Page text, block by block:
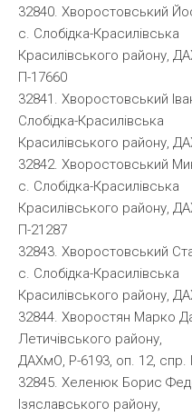
32840. Хворостовський
с. Слобідка-Красилівська
Красилівського району,
П-17660
32841. Хворостовський
Слобідка-Красилівська
Красилівського району,
32842. Хворостовський
с. Слобідка-Красилівська
Красилівського району,
П-21287
32843. Хворостовський
с. Слобідка-Красилівська
Красилівського району,
32844. Хворостян Марко
Летичівського району,
ДАХмО, Р-6193, оп. 12, спр.
32845. Хеленюк Борис
Ізяславського району,